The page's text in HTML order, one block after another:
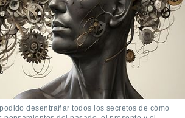
desentrañar todos los secretos de cómo